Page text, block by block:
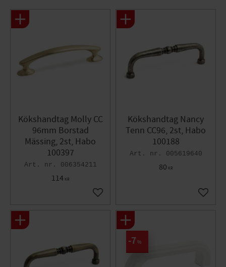
Kökshandtag Molly CC
96mm Borstad
Mässing, 2st, Habo
100397
006354211
114KR
Lägg till i favoriter
Kökshandtag Nancy
Tenn CC96, 2st, Habo
100188
005619640
80 KR
Lägg
7 %